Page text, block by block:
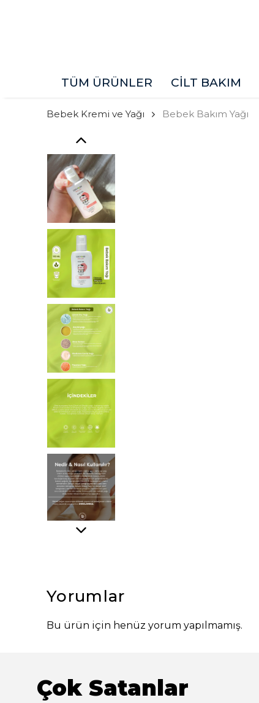
TÜM ÜRÜNLER CİLT BAKIM
Bebek Kremi ve Yağı Bebek Bakım Yağı
Yorumlar
Bu ürün için henüz yorum yapılmamış.
Çok Satanlar